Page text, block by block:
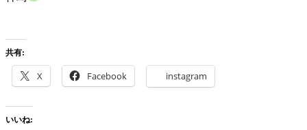
共有:
X Facebook instagram
いいね: